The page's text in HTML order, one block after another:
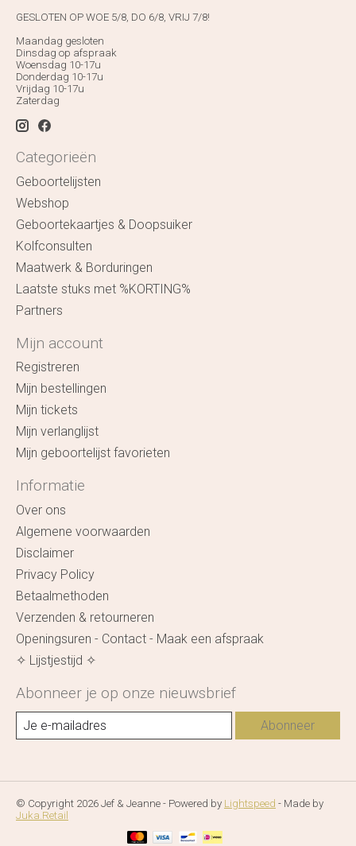
GESLOTEN OP WOE 5/8, DO 6/8, VRIJ 7/8!
Maandag gesloten
Dinsdag op afspraak
Woensdag 10-17u
Donderdag 10-17u
Vrijdag 10-17u
Zaterdag
Categorieën
Geboortelijsten
Webshop
Geboortekaartjes & Doopsuiker
Kolfconsulten
Maatwerk & Borduringen
Laatste stuks met %KORTING%
Partners
Mijn account
Registreren
Mijn bestellingen
Mijn tickets
Mijn verlanglijst
Mijn geboortelijst favorieten
Informatie
Over ons
Algemene voorwaarden
Disclaimer
Privacy Policy
Betaalmethoden
Verzenden & retourneren
Openingsuren - Contact - Maak een afspraak
✧ Lijstjestijd ✧
Abonneer je op onze nieuwsbrief
Abonneer
© Copyright 2026 Jef & Jeanne - Powered by Lightspeed - Made by
Juka.Retail